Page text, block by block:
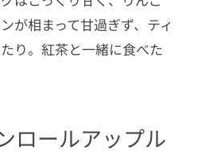
が相まって甘過ぎず、ティ
り。紅茶と一緒に食べた
ロールアップル